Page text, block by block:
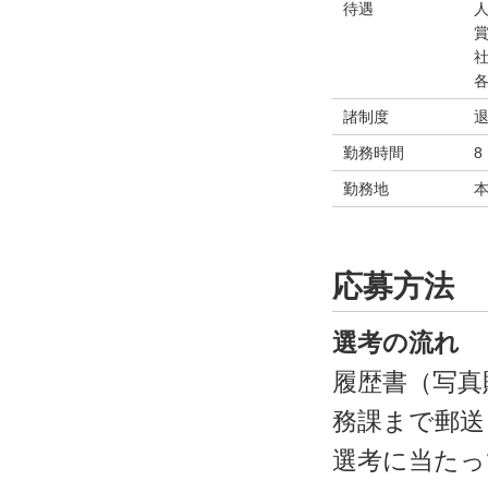
待遇
諸制度
勤務時間 8
勤務地
応募方法
選考の流れ
履歴書（写
務課まで郵
選考に当た